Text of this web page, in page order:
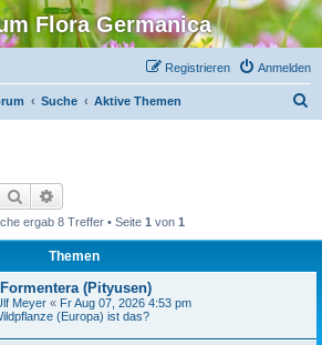
Flora Germanica
Anmelden
Registrieren
Suche Aktive Themen
Suche
ergab 8 Treffer • Seite 1 von 1
Themen
(Pityusen)
Meyer « Fr Aug 07, 2026 4:53 pm
(Europa) ist das?